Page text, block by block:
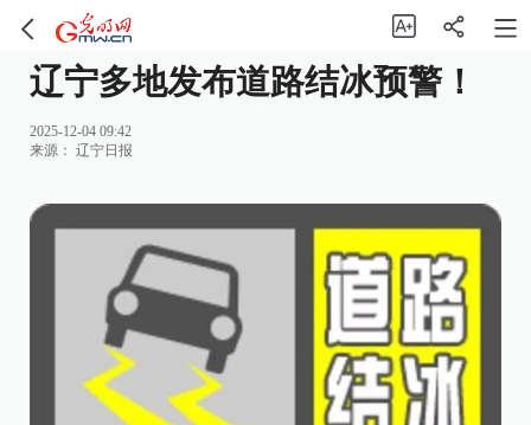
辽宁多地发布道路结冰预警！
2025-12-04 09:42
来源： 辽宁日报